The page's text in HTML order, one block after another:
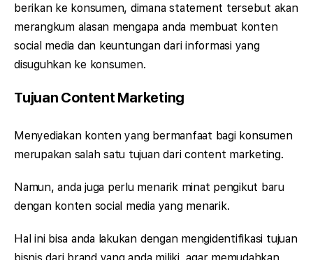
berikan ke konsumen, dimana statement tersebut akan
merangkum alasan mengapa anda membuat konten
social media dan keuntungan dari informasi yang
disuguhkan ke konsumen.
Tujuan Content Marketing
Menyediakan konten yang bermanfaat bagi konsumen
merupakan salah satu tujuan dari content marketing.
Namun, anda juga perlu menarik minat pengikut baru
dengan konten social media yang menarik.
Hal ini bisa anda lakukan dengan mengidentifikasi tujuan